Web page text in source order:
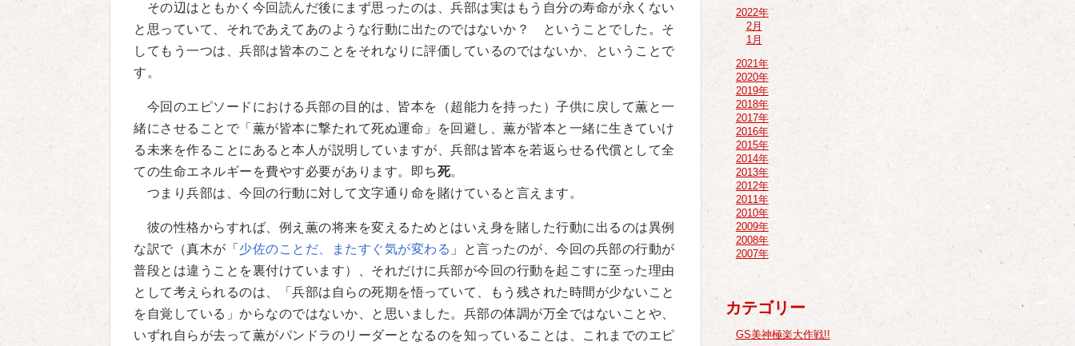
その辺はともかく今回読んだ後にまず思ったのは、兵部は実はもう自分の寿命が永くない
と思っていて、それであえてあのような行動に出たのではないか？ ということでした。そ
してもう一つは、兵部は皆本のことをそれなりに評価しているのではないか、ということで
す。
今回のエピソードにおける兵部の目的は、皆本を（超能力を持った）子供に戻して薫と一
緒にさせることで「薫が皆本に撃たれて死ぬ運命」を回避し、薫が皆本と一緒に生きていけ
る未来を作ることにあると本人が説明していますが、兵部は皆本を若返らせる代償として全
ての生命エネルギーを費やす必要があります。即ち死。
つまり兵部は、今回の行動に対して文字通り命を賭けていると言えます。
彼の性格からすれば、例え薫の将来を変えるためとはいえ身を賭した行動に出るのは異例
な訳で（真木が「 少佐のことだ、またすぐ気が変わる 」と言ったのが、今回の兵部の行動が
普段とは違うことを裏付けています）、それだけに兵部が今回の行動を起こすに至った理由
として考えられるのは、「兵部は自らの死期を悟っていて、もう残された時間が少ないこと
を自覚している」からなのではないか、と思いました。兵部の体調が万全ではないことや、
いずれ自らが去って薫がパンドラのリーダーとなるのを知っていることは、これまでのエピ
2022年
2月
1月
2021年
2020年
2019年
2018年
2017年
2016年
2015年
2014年
2013年
2012年
2011年
2010年
2009年
2008年
2007年
カテゴリー
GS美神極楽大作戦!!